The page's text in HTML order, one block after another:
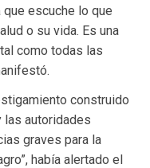
escuche lo que
o su vida. Es una
como todas las
construido
las autoridades
graves para la
había alertado el